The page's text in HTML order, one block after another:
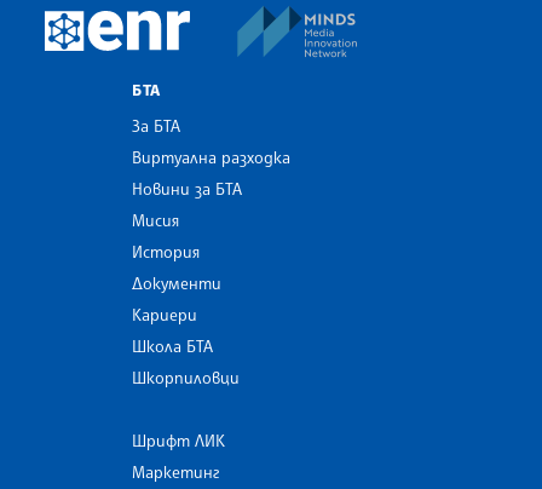
European Newsroom
БТА
За БТА
Виртуална разходка
Новини за БТА
Мисия
История
Документи
Кариери
Школа БТА
Шкорпиловци
Шрифт ЛИК
Маркетинг